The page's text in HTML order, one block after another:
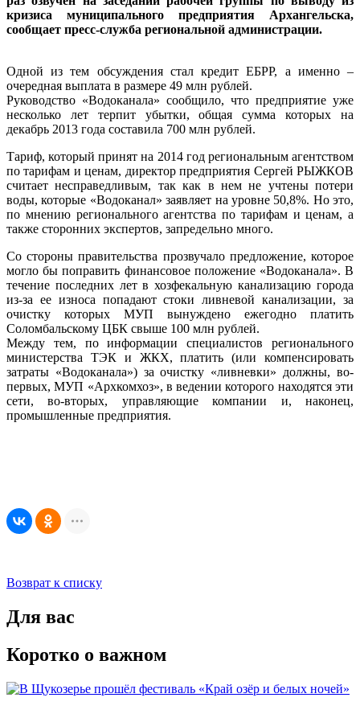
кризиса муниципального предприятия Архангельска,
сообщает пресс-служба региональной администрации.
Одной из тем обсуждения стал кредит ЕБРР, а именно –
очередная выплата в размере 49 млн рублей.
Руководство «Водоканала» сообщило, что предприятие уже
несколько лет терпит убытки, общая сумма которых на
декабрь 2013 года составила 700 млн рублей.
Тариф, который принят на 2014 год региональным агентством
по тарифам и ценам, директор предприятия Сергей РЫЖКОВ
считает несправедливым, так как в нем не учтены потери
воды, которые «Водоканал» заявляет на уровне 50,8%. Но это,
по мнению регионального агентства по тарифам и ценам, а
также сторонних экспертов, запредельно много.
Со стороны правительства прозвучало предложение, которое
могло бы поправить финансовое положение «Водоканала». В
течение последних лет в хозфекальную канализацию города
из-за ее износа попадают стоки ливневой канализации, за
очистку которых МУП вынуждено ежегодно платить
Соломбальскому ЦБК свыше 100 млн рублей.
Между тем, по информации специалистов регионального
министерства ТЭК и ЖКХ, платить (или компенсировать
затраты «Водоканала») за очистку «ливневки» должны, во-
первых, МУП «Архкомхоз», в ведении которого находятся эти
сети, во-вторых, управляющие компании и, наконец,
промышленные предприятия.
Возврат к списку
Для вас
Коротко о важном